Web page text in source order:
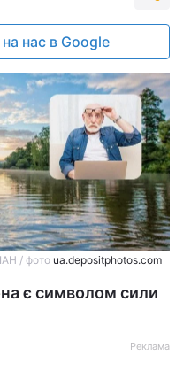
нас в Google
/ фото ua.depositphotos.com
є символом сили
Реклама